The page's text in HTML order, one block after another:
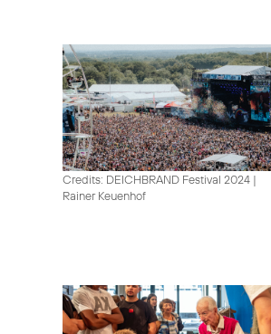
Credits: DEICHBRAND Festival 2024 |
Rainer Keuenhof